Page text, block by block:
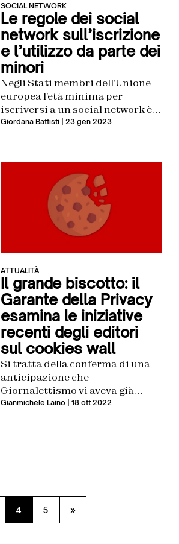
SOCIAL NETWORK
Le regole dei social
network sull’iscrizione
e l’utilizzo da parte dei
minori
Negli Stati membri dell’Unione
europea l’età minima per
iscriversi a un social network è
13 anni, in Italia 14 anni. Ma cosa
Giordana Battisti | 23 gen 2023
ATTUALITÀ
Il grande biscotto: il
Garante della Privacy
esamina le iniziative
recenti degli editori
sul cookies wall
Si tratta della conferma di una
anticipazione che
Giornalettismo vi aveva già
fornito quando ha iniziato ad
Gianmichele Laino | 18 ott 2022
4 5 »